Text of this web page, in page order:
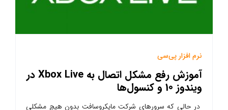
نرم افزار پی‌سی
آموزش رفع مشکل اتصال به Xbox Live در
ویندوز 10 و کنسول‌ها
در حالی که سرورهای شرکت مایکروسافت بدون هیچ مشکلی